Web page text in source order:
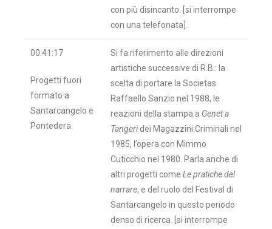
con più disincanto. [si interrompe
con una telefonata].
00:41:17
Progetti fuori
formato a
Santarcangelo e
Pontedera
Si fa riferimento alle direzioni
artistiche successive di R.B.: la
scelta di portare la Societas
Raffaello Sanzio nel 1988, le
reazioni della stampa a Genet a
Tangeri dei Magazzini Criminali nel
1985, l’opera con Mimmo
Cuticchio nel 1980. Parla anche di
altri progetti come Le pratiche del
narrare, e del ruolo del Festival di
Santarcangelo in questo periodo
denso di ricerca. [si interrompe